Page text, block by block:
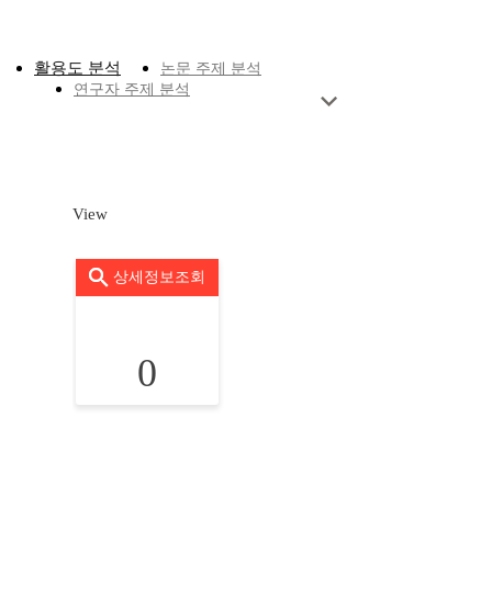
활용도 분석
논문 주제 분석
연구자 주제 분석
View
상세정보조회
0